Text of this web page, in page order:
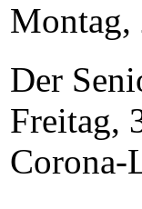
Montag,
Der
Freitag,
Corona-